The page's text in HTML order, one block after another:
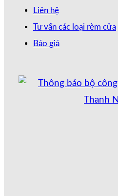
Liên hệ
Tư vấn các loại rèm cửa
Báo giá